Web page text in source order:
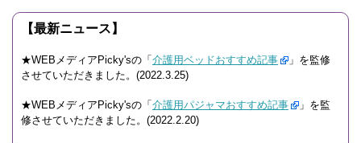
【最新ニュース】
★WEBメディアPicky'sの「 介護用ベッドおすすめ記事
」を監修
させていただきました。(2022.3.25)
★WEBメディアPicky'sの「 介護用パジャマおすすめ記事
」を監
修させていただきました。(2022.2.20)